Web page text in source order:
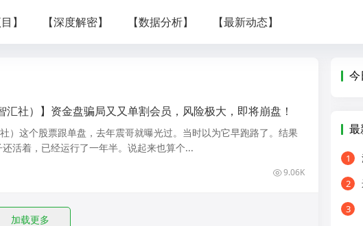
】 【深度解密】 【数据分析】 【最新动态】
汇社）】资金盘骗局又又单割会员，风险极大，即将崩盘！
）这个股票跟单盘，去年震哥就曝光过。当时以为它早跑路了。结果
活着，已经运行了一年半。说起来也算个...
9.06K
加载更多
今
最
1
2
3